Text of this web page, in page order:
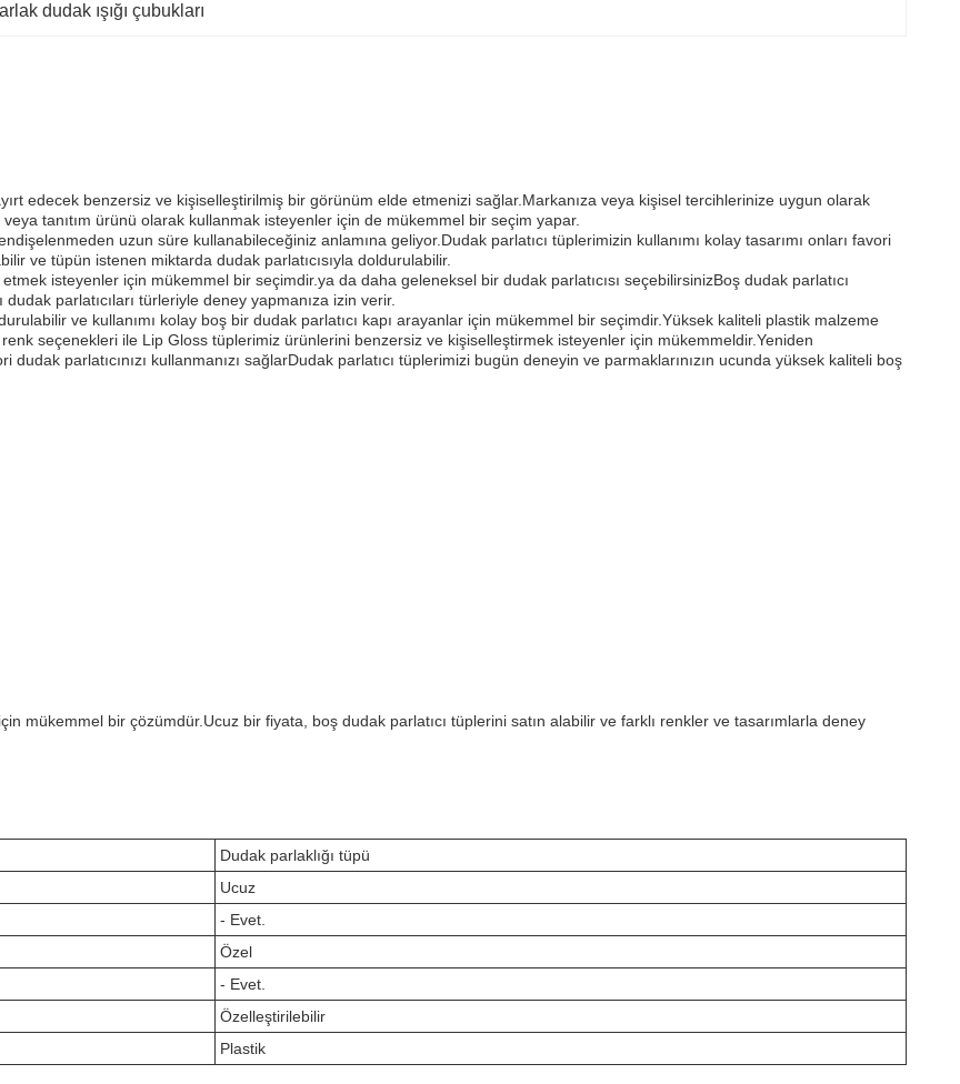
dudak ışığı çubukları
edecek benzersiz ve kişiselleştirilmiş bir görünüm elde etmenizi sağlar.Markanıza veya kişisel tercihlerinize uygun olarak
tanıtım ürünü olarak kullanmak isteyenler için de mükemmel bir seçim yapar.
uzun süre kullanabileceğiniz anlamına geliyor.Dudak parlatıcı tüplerimizin kullanımı kolay tasarımı onları favori
ve tüpün istenen miktarda dudak parlatıcısıyla doldurulabilir.
isteyenler için mükemmel bir seçimdir.ya da daha geleneksel bir dudak parlatıcısı seçebilirsinizBoş dudak parlatıcı
parlatıcıları türleriyle deney yapmanıza izin verir.
ve kullanımı kolay boş bir dudak parlatıcı kapı arayanlar için mükemmel bir seçimdir.Yüksek kaliteli plastik malzeme
seçenekleri ile Lip Gloss tüplerimiz ürünlerini benzersiz ve kişiselleştirmek isteyenler için mükemmeldir.Yeniden
parlatıcınızı kullanmanızı sağlarDudak parlatıcı tüplerimizi bugün deneyin ve parmaklarınızın ucunda yüksek kaliteli boş
mükemmel bir çözümdür.Ucuz bir fiyata, boş dudak parlatıcı tüplerini satın alabilir ve farklı renkler ve tasarımlarla deney
Dudak parlaklığı tüpü
Ucuz
- Evet.
Özel
- Evet.
Özelleştirilebilir
Plastik